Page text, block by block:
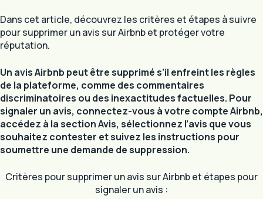
Dans cet article, découvrez les critères et étapes à suivre
pour supprimer un avis sur Airbnb et protéger votre
réputation.
Un avis Airbnb peut être supprimé s’il enfreint les règles
de la plateforme, comme des commentaires
discriminatoires ou des inexactitudes factuelles. Pour
signaler un avis, connectez-vous à votre compte Airbnb,
accédez à la section Avis, sélectionnez l’avis que vous
souhaitez contester et suivez les instructions pour
soumettre une demande de suppression.
Critères pour supprimer un avis sur Airbnb et étapes pour
signaler un avis :